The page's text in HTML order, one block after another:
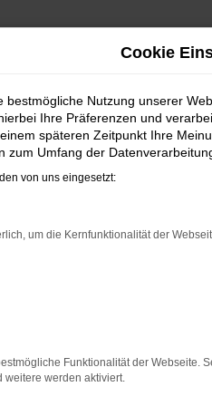
DANN
Wir schlagen Ihnen einen
Lieferanten verfügen,
sind und Sie lange
und wird durch einen
NETWORK
Cookie
bestmögliche Nutzung unserer
Ihre Präferenzen und
späteren Zeitpunkt Ihre
zum Umfang der
von uns eingesetzt:
um die Kernfunktionalität der
Funktionalität der Webseite.
weitere werden aktiviert.